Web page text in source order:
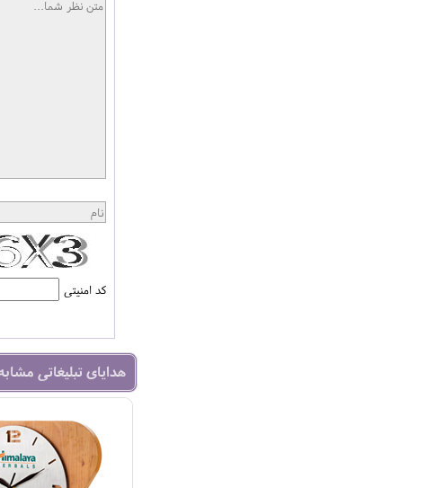
کد امنیتی
هدایای تبلیغاتی